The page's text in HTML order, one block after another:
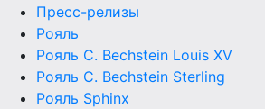
Пресс-релизы
Рояль
Рояль C. Bechstein Louis XV
Рояль C. Bechstein Sterling
Рояль Sphinx